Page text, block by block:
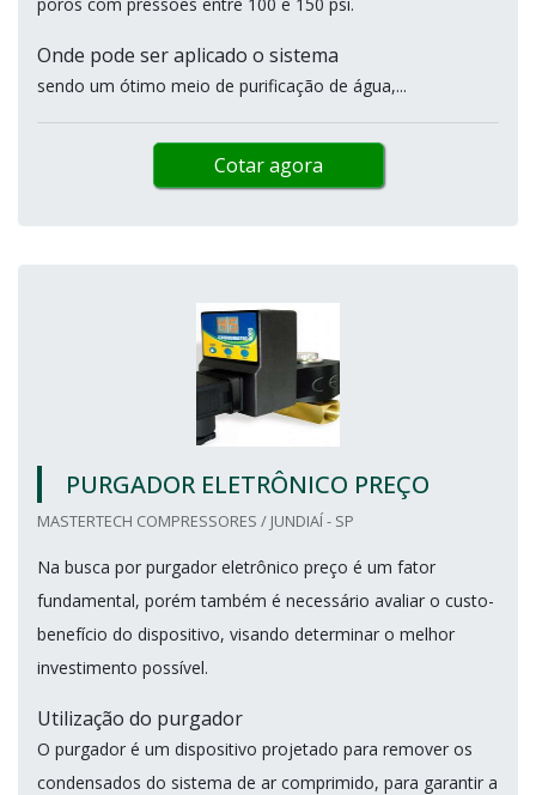
Onde pode ser aplicado o sistema
sendo um ótimo meio de purificação de água,...
Cotar agora
PURGADOR ELETRÔNICO PREÇO
MASTERTECH COMPRESSORES / JUNDIAÍ - SP
Na busca por purgador eletrônico preço é um fator
fundamental, porém também é necessário avaliar o custo-
benefício do dispositivo, visando determinar o melhor
investimento possível.
Utilização do purgador
O purgador é um dispositivo projetado para remover os
condensados do sistema de ar comprimido, para garantir a